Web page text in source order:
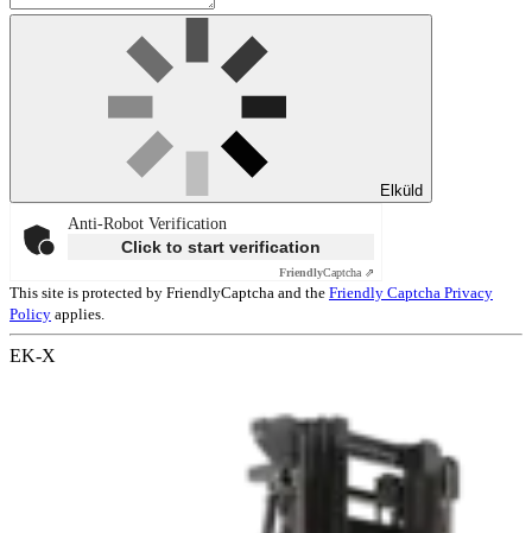
Elküld
Anti-Robot Verification
Click to start verification
FriendlyCaptcha ⇗
This site is protected by FriendlyCaptcha and the Friendly Captcha Privacy
Policy applies.
EK-X